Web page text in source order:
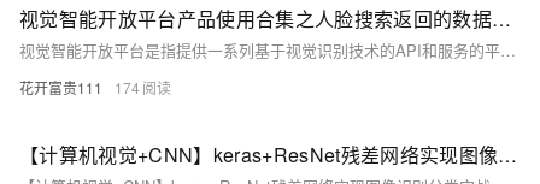
视觉智能开放平台产品使用合集之人脸搜索返回的数据集，是如何进行排序的
视觉智能开放平台是指提供一系列基于视觉识别技术的API和服务的平台，这些服务通常包括图像识别、人脸识别、物体检测、文字识别、场景理解等。企业或开发者可以通过调用这些API，快速将视觉智能功能集成到自己的应用或服务中，而无需从零开始研发相关算法和技术。以下是一些常见的视觉智能开放平台产品及其应用场景的概览。
花开富贵111 174
【计算机视觉+CNN】keras+ResNet残差网络实现图像识别分类实战（附源码和数据集 超详细）